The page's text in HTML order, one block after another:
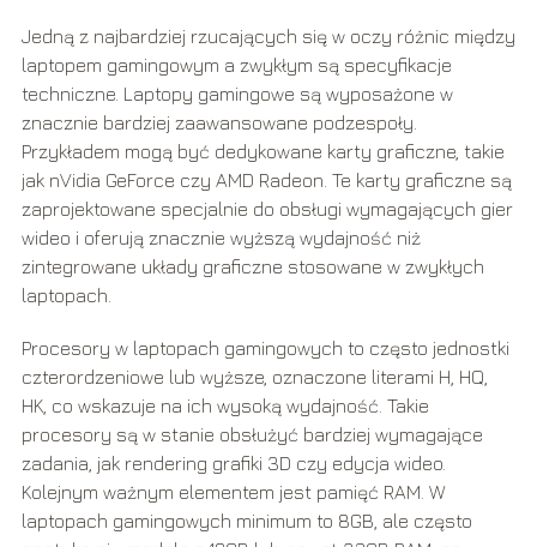
Jedną z najbardziej rzucających się w oczy różnic między
laptopem gamingowym a zwykłym są specyfikacje
techniczne. Laptopy gamingowe są wyposażone w
znacznie bardziej zaawansowane podzespoły.
Przykładem mogą być dedykowane karty graficzne, takie
jak nVidia GeForce czy AMD Radeon. Te karty graficzne są
zaprojektowane specjalnie do obsługi wymagających gier
wideo i oferują znacznie wyższą wydajność niż
zintegrowane układy graficzne stosowane w zwykłych
laptopach.
Procesory w laptopach gamingowych to często jednostki
czterordzeniowe lub wyższe, oznaczone literami H, HQ,
HK, co wskazuje na ich wysoką wydajność. Takie
procesory są w stanie obsłużyć bardziej wymagające
zadania, jak rendering grafiki 3D czy edycja wideo.
Kolejnym ważnym elementem jest pamięć RAM. W
laptopach gamingowych minimum to 8GB, ale często